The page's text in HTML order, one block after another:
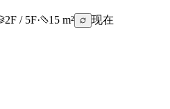
2F / 5F· 15 m² 现在